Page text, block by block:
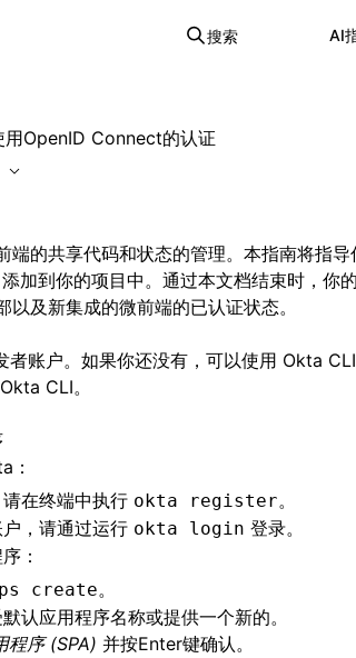
搜索 AI
用OpenID Connect的认证
端的共享代码和状态的管理。本指南将指
加到你的项目中。通过本文档结束时，你
以及新集成的微前端的已认证状态。
账户。如果你还没有，可以使用 Okta CLI
CLI。
：
在终端中执行 okta register。
，请通过运行 okta login 登录。
：
create。
认应用程序名称或提供一个新的。
程序 (SPA) 并按Enter键确认。